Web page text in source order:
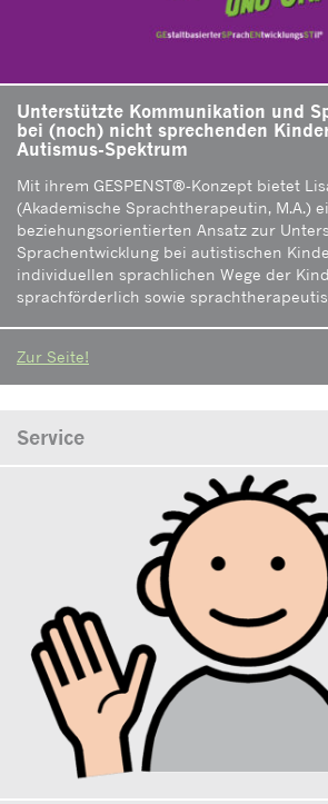
Unterstützte Kommunikation und
bei (noch) nicht sprechenden
Autismus-Spektrum
Mit ihrem GESPENST®-Konzept bietet
(Akademische Sprachtherapeutin, M.A.)
beziehungsorientierten Ansatz zur
Sprachentwicklung bei autistischen
individuellen sprachlichen Wege der
sprachförderlich sowie
Zur Seite!
Service